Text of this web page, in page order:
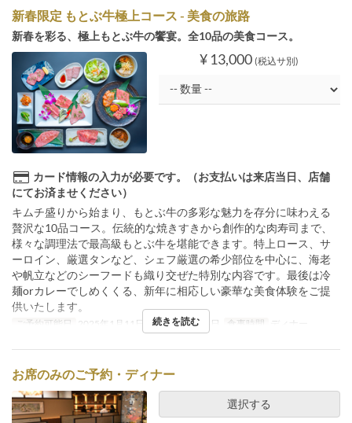
新春限定 もとぶ牛極上コース - 美食の旅路
新春を彩る、極上もとぶ牛の饗宴。全10品の美食コース。
¥ 13,000 (税込サ別)
カード情報の入力が必要です。（お支払いは来店当日、店舗
にてお済ませください）
キムチ盛りから始まり、もとぶ牛の多彩な魅力を存分に味わえる
贅沢な10品コース。伝統的な焼きすきから創作的な肉寿司まで、
様々な調理法で最高級もとぶ牛を堪能できます。特上ロース、サ
ーロイン、厳選タンなど、シェフ厳選の希少部位を中心に、海老
や帆立などのシーフードも織り交ぜた特別な内容です。最後は冷
麺orカレーでしめくくる、新年に相応しい豪華な美食体験をご提
供いたします。
ご予約可能日 2025年1月11日 ~ 2025年2月28日 食事時間 ディナー
続きを読む
お席のみのご予約・ディナー
選択する